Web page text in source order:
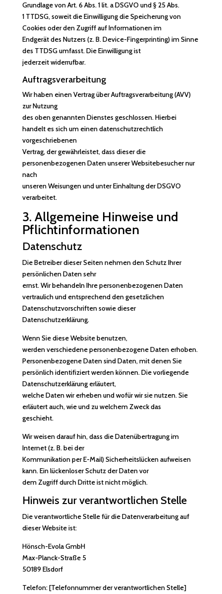
Grundlage von Art. 6 Abs. 1 lit. a DSGVO und § 25 Abs.
1 TTDSG, soweit die Einwilligung die Speicherung von
Cookies oder den Zugriff auf Informationen im
Endgerät des Nutzers (z. B. Device-Fingerprinting) im Sinne
des TTDSG umfasst. Die Einwilligung ist
jederzeit widerrufbar.
Auftragsverarbeitung
Wir haben einen Vertrag über Auftragsverarbeitung (AVV)
zur Nutzung
des oben genannten Dienstes geschlossen. Hierbei
handelt es sich um einen datenschutzrechtlich
vorgeschriebenen
Vertrag, der gewährleistet, dass dieser die
personenbezogenen Daten unserer Websitebesucher nur
nach
unseren Weisungen und unter Einhaltung der DSGVO
verarbeitet.
3. Allgemeine Hinweise und
Pflicht­informationen
Datenschutz
Die Betreiber dieser Seiten nehmen den Schutz Ihrer
persönlichen Daten sehr
ernst. Wir behandeln Ihre personenbezogenen Daten
vertraulich und entsprechend den gesetzlichen
Datenschutzvorschriften sowie dieser
Datenschutzerklärung.
Wenn Sie diese Website benutzen,
werden verschiedene personenbezogene Daten erhoben.
Personenbezogene Daten sind Daten, mit denen Sie
persönlich identifiziert werden können. Die vorliegende
Datenschutzerklärung erläutert,
welche Daten wir erheben und wofür wir sie nutzen. Sie
erläutert auch, wie und zu welchem Zweck das
geschieht.
Wir weisen darauf hin, dass die Datenübertragung im
Internet (z. B. bei der
Kommunikation per E-Mail) Sicherheitslücken aufweisen
kann. Ein lückenloser Schutz der Daten vor
dem Zugriff durch Dritte ist nicht möglich.
Hinweis zur verantwortlichen Stelle
Die verantwortliche Stelle für die Datenverarbeitung auf
dieser Website ist:
Hönsch-Evola GmbH
Max-Planck-Straße 5
50189 Elsdorf
Telefon: [Telefonnummer der verantwortlichen Stelle]